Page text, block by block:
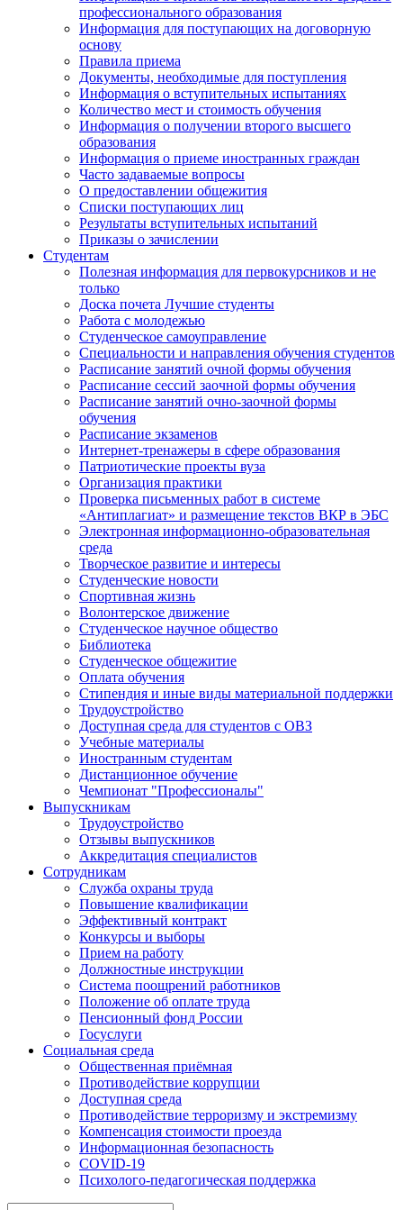
профессионального образования
Информация для поступающих на договорную
основу
Правила приема
Документы, необходимые для поступления
Информация о вступительных испытаниях
Количество мест и стоимость обучения
Информация о получении второго высшего
образования
Информация о приеме иностранных граждан
Часто задаваемые вопросы
О предоставлении общежития
Списки поступающих лиц
Результаты вступительных испытаний
Приказы о зачислении
Студентам
Полезная информация для первокурсников и не
только
Доска почета Лучшие студенты
Работа с молодежью
Студенческое самоуправление
Специальности и направления обучения студентов
Расписание занятий очной формы обучения
Расписание сессий заочной формы обучения
Расписание занятий очно-заочной формы
обучения
Расписание экзаменов
Интернет-тренажеры в сфере образования
Патриотические проекты вуза
Организация практики
Проверка письменных работ в системе
«Антиплагиат» и размещение текстов ВКР в ЭБС
Электронная информационно-образовательная
среда
Творческое развитие и интересы
Студенческие новости
Спортивная жизнь
Волонтерское движение
Студенческое научное общество
Библиотека
Студенческое общежитие
Оплата обучения
Стипендия и иные виды материальной поддержки
Трудоустройство
Доступная среда для студентов с ОВЗ
Учебные материалы
Иностранным студентам
Дистанционное обучение
Чемпионат "Профессионалы"
Выпускникам
Трудоустройство
Отзывы выпускников
Аккредитация специалистов
Сотрудникам
Служба охраны труда
Повышение квалификации
Эффективный контракт
Конкурсы и выборы
Прием на работу
Должностные инструкции
Система поощрений работников
Положение об оплате труда
Пенсионный фонд России
Госуслуги
Социальная среда
Общественная приёмная
Противодействие коррупции
Доступная среда
Противодействие терроризму и экстремизму
Компенсация стоимости проезда
Информационная безопасность
COVID-19
Психолого-педагогическая поддержка